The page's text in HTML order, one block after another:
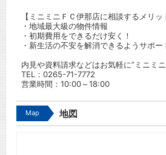
【ミニミニＦＣ伊那店に相談するメリッ
・地域最大級の物件情報
・初期費用をできるだけ安く！
・新生活の不安を解消できるようサポー
内見や資料請求などはお気軽に”ミニミ
TEL： 0265-71-7772
営業時間：10:00～18:00
Map 地図